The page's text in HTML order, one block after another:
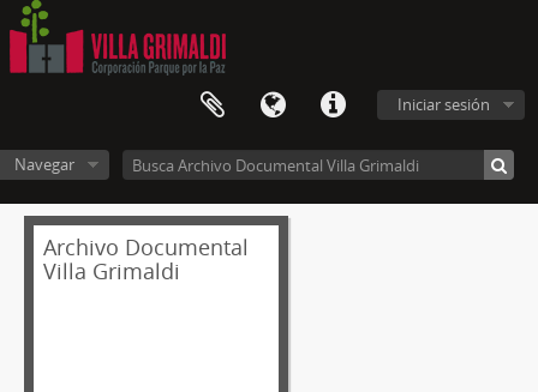
Iniciar sesión
Navegar
Archivo Documental
Villa Grimaldi